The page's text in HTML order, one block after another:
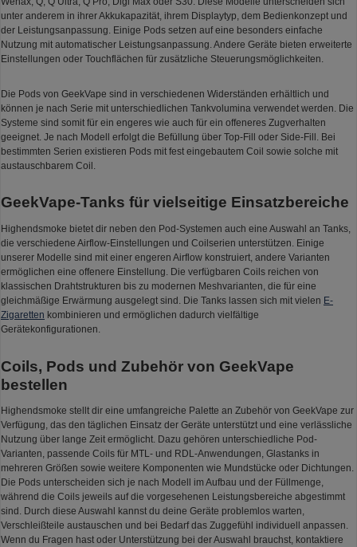
unter anderem in ihrer Akkukapazität, ihrem Displaytyp, dem Bedienkonzept und
der Leistungsanpassung. Einige Pods setzen auf eine besonders einfache
Nutzung mit automatischer Leistungsanpassung. Andere Geräte bieten erweiterte
Einstellungen oder Touchflächen für zusätzliche Steuerungsmöglichkeiten.
Die Pods von GeekVape sind in verschiedenen Widerständen erhältlich und
können je nach Serie mit unterschiedlichen Tankvolumina verwendet werden. Die
Systeme sind somit für ein engeres wie auch für ein offeneres Zugverhalten
geeignet. Je nach Modell erfolgt die Befüllung über Top-Fill oder Side-Fill. Bei
bestimmten Serien existieren Pods mit fest eingebautem Coil sowie solche mit
austauschbarem Coil.
GeekVape-Tanks für vielseitige Einsatzbereiche
Highendsmoke bietet dir neben den Pod-Systemen auch eine Auswahl an Tanks,
die verschiedene Airflow-Einstellungen und Coilserien unterstützen. Einige
unserer Modelle sind mit einer engeren Airflow konstruiert, andere Varianten
ermöglichen eine offenere Einstellung. Die verfügbaren Coils reichen von
klassischen Drahtstrukturen bis zu modernen Meshvarianten, die für eine
gleichmäßige Erwärmung ausgelegt sind. Die Tanks lassen sich mit vielen E-
Zigaretten kombinieren und ermöglichen dadurch vielfältige
Gerätekonfigurationen.
Coils, Pods und Zubehör von GeekVape
bestellen
Highendsmoke stellt dir eine umfangreiche Palette an Zubehör von GeekVape zur
Verfügung, das den täglichen Einsatz der Geräte unterstützt und eine verlässliche
Nutzung über lange Zeit ermöglicht. Dazu gehören unterschiedliche Pod-
Varianten, passende Coils für MTL- und RDL-Anwendungen, Glastanks in
mehreren Größen sowie weitere Komponenten wie Mundstücke oder Dichtungen.
Die Pods unterscheiden sich je nach Modell im Aufbau und der Füllmenge,
während die Coils jeweils auf die vorgesehenen Leistungsbereiche abgestimmt
sind. Durch diese Auswahl kannst du deine Geräte problemlos warten,
Verschleißteile austauschen und bei Bedarf das Zuggefühl individuell anpassen.
Wenn du Fragen hast oder Unterstützung bei der Auswahl brauchst, kontaktiere